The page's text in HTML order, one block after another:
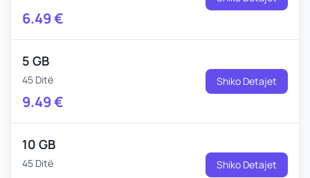
6.49€
5 GB
45 Ditë
9.49€
Shiko Detajet
10 GB
45 Ditë Shiko Detajet